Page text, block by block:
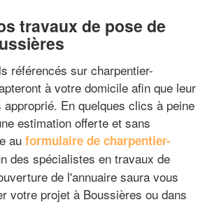
travaux de pose de
référencés sur charpentier-
à votre domicile afin que leur
En quelques clics à peine
estimation offerte et sans
au formulaire de charpentier-
des spécialistes en travaux de
de l'annuaire saura vous
votre projet à Boussières ou dans